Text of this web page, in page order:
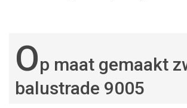
Op maat gemaakt
balustrade 9005